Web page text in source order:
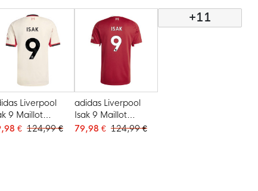
Liverpool
9 Maillot
2025-
€ 124,99 €
adidas Liverpool
Isak 9 Maillot
Domicile 2025-
79,98 € 124,99 €
+11